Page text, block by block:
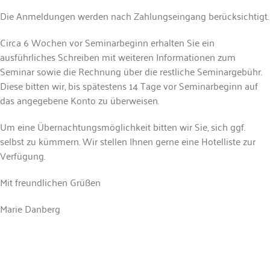
Die Anmeldungen werden nach Zahlungseingang berücksichtigt.
Circa 6 Wochen vor Seminarbeginn erhalten Sie ein
ausführliches Schreiben mit weiteren Informationen zum
Seminar sowie die Rechnung über die restliche Seminargebühr.
Diese bitten wir, bis spätestens 14 Tage vor Seminarbeginn auf
das angegebene Konto zu überweisen.
Um eine Übernachtungsmöglichkeit bitten wir Sie, sich ggf.
selbst zu kümmern. Wir stellen Ihnen gerne eine Hotelliste zur
Verfügung.
Mit freundlichen Grüßen
Marie Danberg